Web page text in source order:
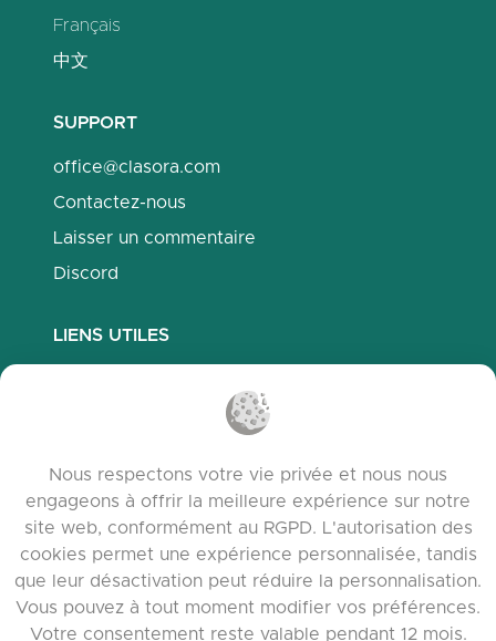
Français
中文
SUPPORT
office@clasora.com
Contactez-nous
Laisser un commentaire
Discord
LIENS UTILES
Politique de confidentialité
Conditions d’utilisation
Notes de version
Nous respectons votre vie privée et nous nous
engageons à offrir la meilleure expérience sur notre
site web, conformément au RGPD. L'autorisation des
cookies permet une expérience personnalisée, tandis
que leur désactivation peut réduire la personnalisation.
Vous pouvez à tout moment modifier vos préférences.
Votre consentement reste valable pendant 12 mois.